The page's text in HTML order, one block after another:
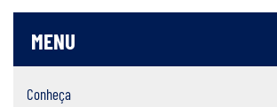
MENU
Conheça